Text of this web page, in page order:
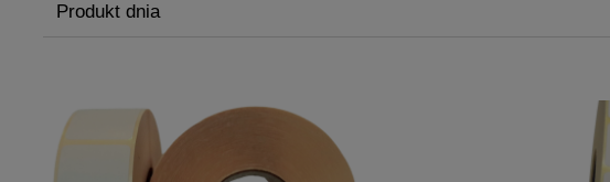
Produkt dnia